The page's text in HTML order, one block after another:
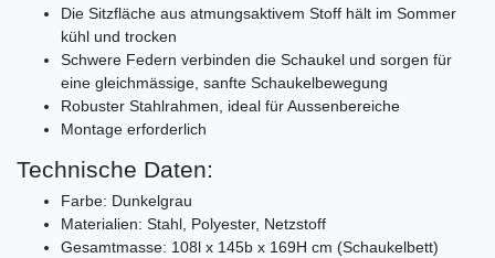
Die Sitzfläche aus atmungsaktivem Stoff hält im Sommer
kühl und trocken
Schwere Federn verbinden die Schaukel und sorgen für
eine gleichmässige, sanfte Schaukelbewegung
Robuster Stahlrahmen, ideal für Aussenbereiche
Montage erforderlich
Technische Daten:
Farbe: Dunkelgrau
Materialien: Stahl, Polyester, Netzstoff
Gesamtmasse: 108l x 145b x 169H cm (Schaukelbett)